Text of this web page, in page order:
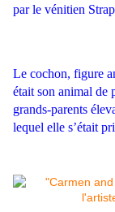
par le vénitien
Le cochon, figure
était son animal de
grands-parents
lequel elle s’était